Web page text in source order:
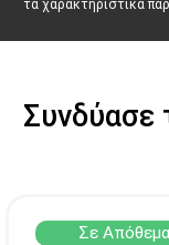
ΘΕΣΣΑΛΟΝΙΚΗ
τα χαρακτηριστικά
Συνδύασε
Σε Απόθεμα